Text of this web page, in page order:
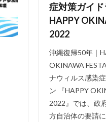
症対策ガイド
HAPPY
2022
沖縄復帰50年｜
OKINAWA
ナウィルス感染
ン 『HAPPY
2022』では、政
方自治体の要請